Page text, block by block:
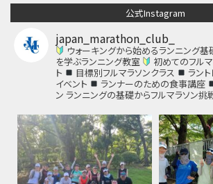
公式Instagram
japan_marathon_club_
ウォーキングから始めるランニング
を学ぶランニング教室
初めてのフル
ト
目標別フルマラソンクラス ラン
イベント
ランナーのための食事講座
ン ランニングの基礎からフルマラソン挑